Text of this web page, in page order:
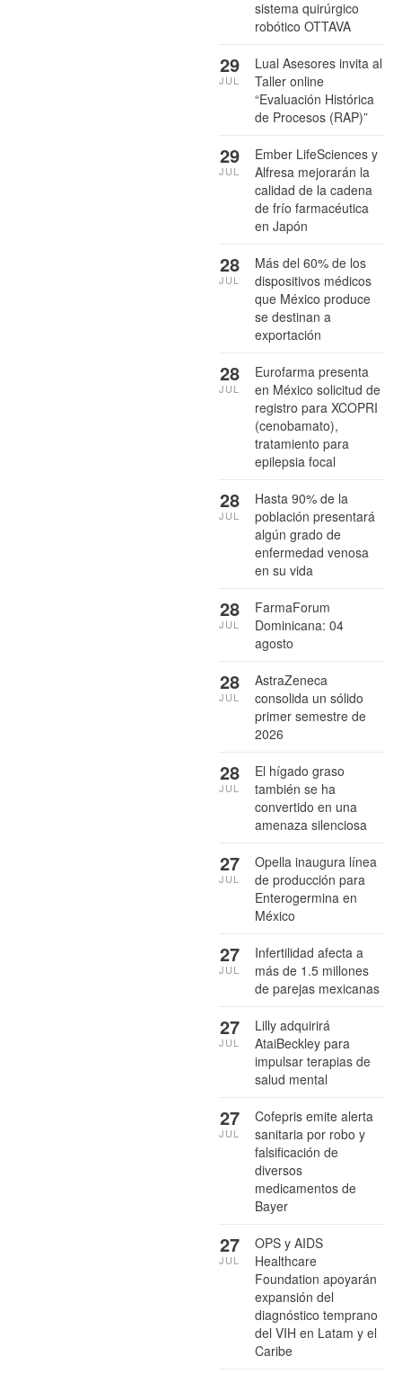
sistema quirúrgico
robótico OTTAVA
Lual Asesores invita al
Taller online
“Evaluación Histórica
de Procesos (RAP)”
29
JUL
Ember LifeSciences y
Alfresa mejorarán la
calidad de la cadena
de frío farmacéutica
en Japón
29
JUL
Más del 60% de los
dispositivos médicos
que México produce
se destinan a
exportación
28
JUL
Eurofarma presenta
en México solicitud de
registro para XCOPRI
(cenobamato),
tratamiento para
epilepsia focal
28
JUL
Hasta 90% de la
población presentará
algún grado de
enfermedad venosa
en su vida
28
JUL
FarmaForum
Dominicana: 04
agosto
28
JUL
AstraZeneca
consolida un sólido
primer semestre de
2026
28
JUL
El hígado graso
también se ha
convertido en una
amenaza silenciosa
28
JUL
Opella inaugura línea
de producción para
Enterogermina en
México
27
JUL
Infertilidad afecta a
más de 1.5 millones
de parejas mexicanas
27
JUL
Lilly adquirirá
AtaiBeckley para
impulsar terapias de
salud mental
27
JUL
Cofepris emite alerta
sanitaria por robo y
falsificación de
diversos
medicamentos de
Bayer
27
JUL
OPS y AIDS
Healthcare
Foundation apoyarán
expansión del
diagnóstico temprano
del VIH en Latam y el
Caribe
27
JUL